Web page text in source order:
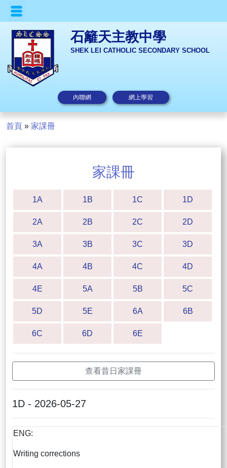
石籬天主教中學
SHEK LEI CATHOLIC SECONDARY SCHOOL
內聯網 網上學習
首頁 » 家課冊
家課冊
1A 1B 1C 1D
2A 2B 2C 2D
3A 3B 3C 3D
4A 4B 4C 4D
4E 5A 5B 5C
5D 5E 6A 6B
6C 6D 6E
查看昔日家課冊
1D - 2026-05-27
ENG:
Writing corrections